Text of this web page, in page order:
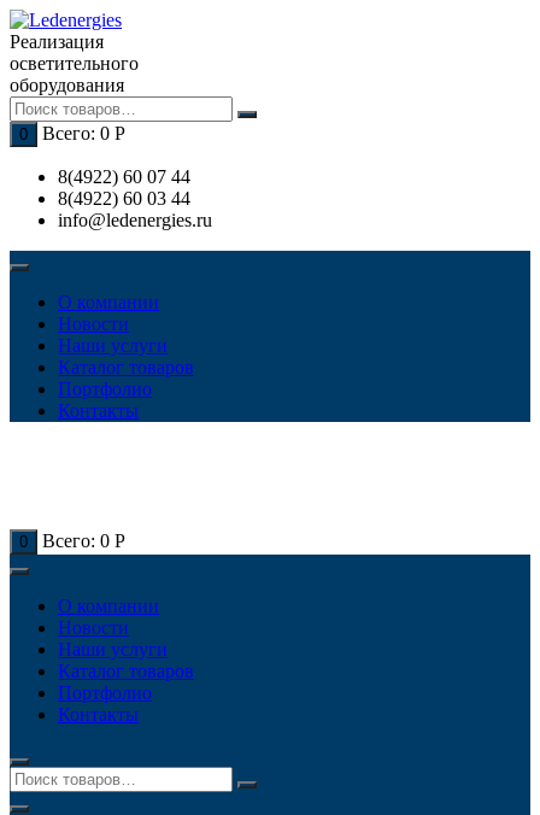
Перейти
к
содержимому
Реализация
осветительного
оборудования
0 Всего: 0 Р
8(4922) 60 07 44
8(4922) 60 03 44
info@ledenergies.ru
О компании
Новости
Наши услуги
Каталог товаров
Портфолио
Контакты
0 Всего: 0 Р
О компании
Новости
Наши услуги
Каталог товаров
Портфолио
Контакты